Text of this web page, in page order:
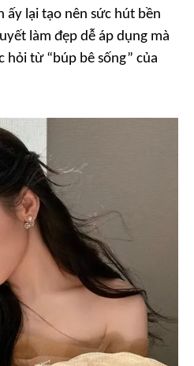
ấy lại tạo nên sức hút bền
làm đẹp dễ áp dụng mà
hỏi từ “búp bê sống” của